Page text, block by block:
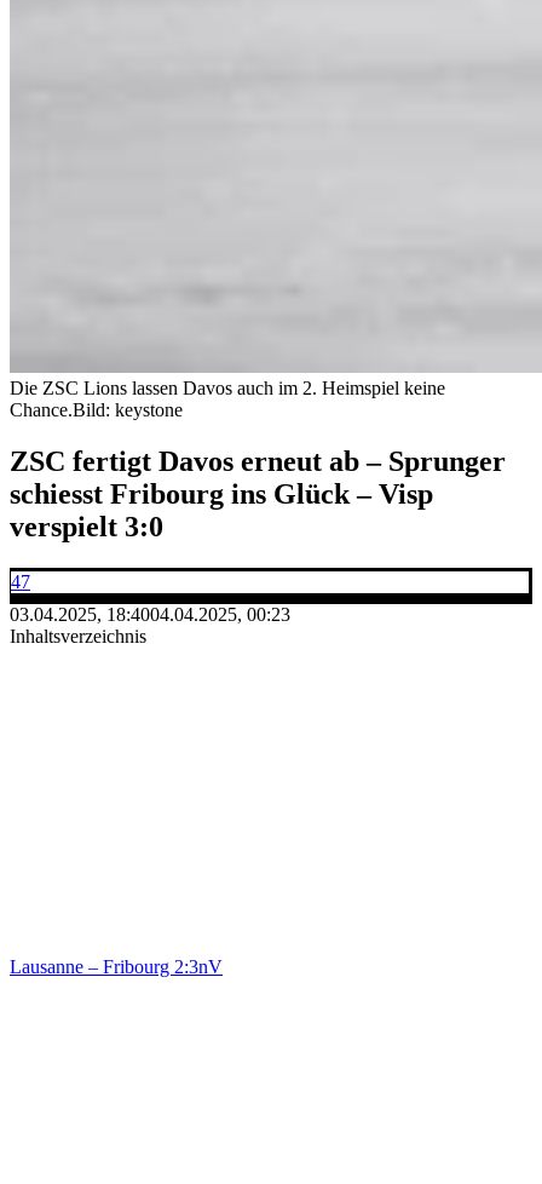
Die ZSC Lions lassen Davos auch im 2. Heimspiel keine
Chance.Bild: keystone
ZSC fertigt Davos erneut ab – Sprunger
schiesst Fribourg ins Glück – Visp
verspielt 3:0
47
03.04.2025, 18:4004.04.2025, 00:23
Inhaltsverzeichnis
Lausanne – Fribourg 2:3nV